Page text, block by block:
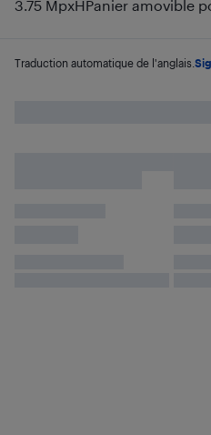
3.75 MpxHPanier amovible
Traduction automatique de l'anglais.